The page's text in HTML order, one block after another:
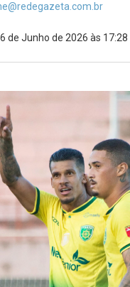
de Junho de 2026 às